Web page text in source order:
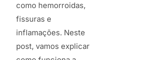
como hemorroidas,
fissuras e
inflamações. Neste
post, vamos explicar